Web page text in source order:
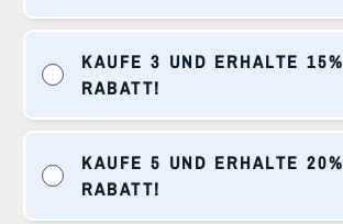
KAUFE 3 UND ERHALTE 15%
RABATT!
KAUFE 5 UND ERHALTE 20%
RABATT!